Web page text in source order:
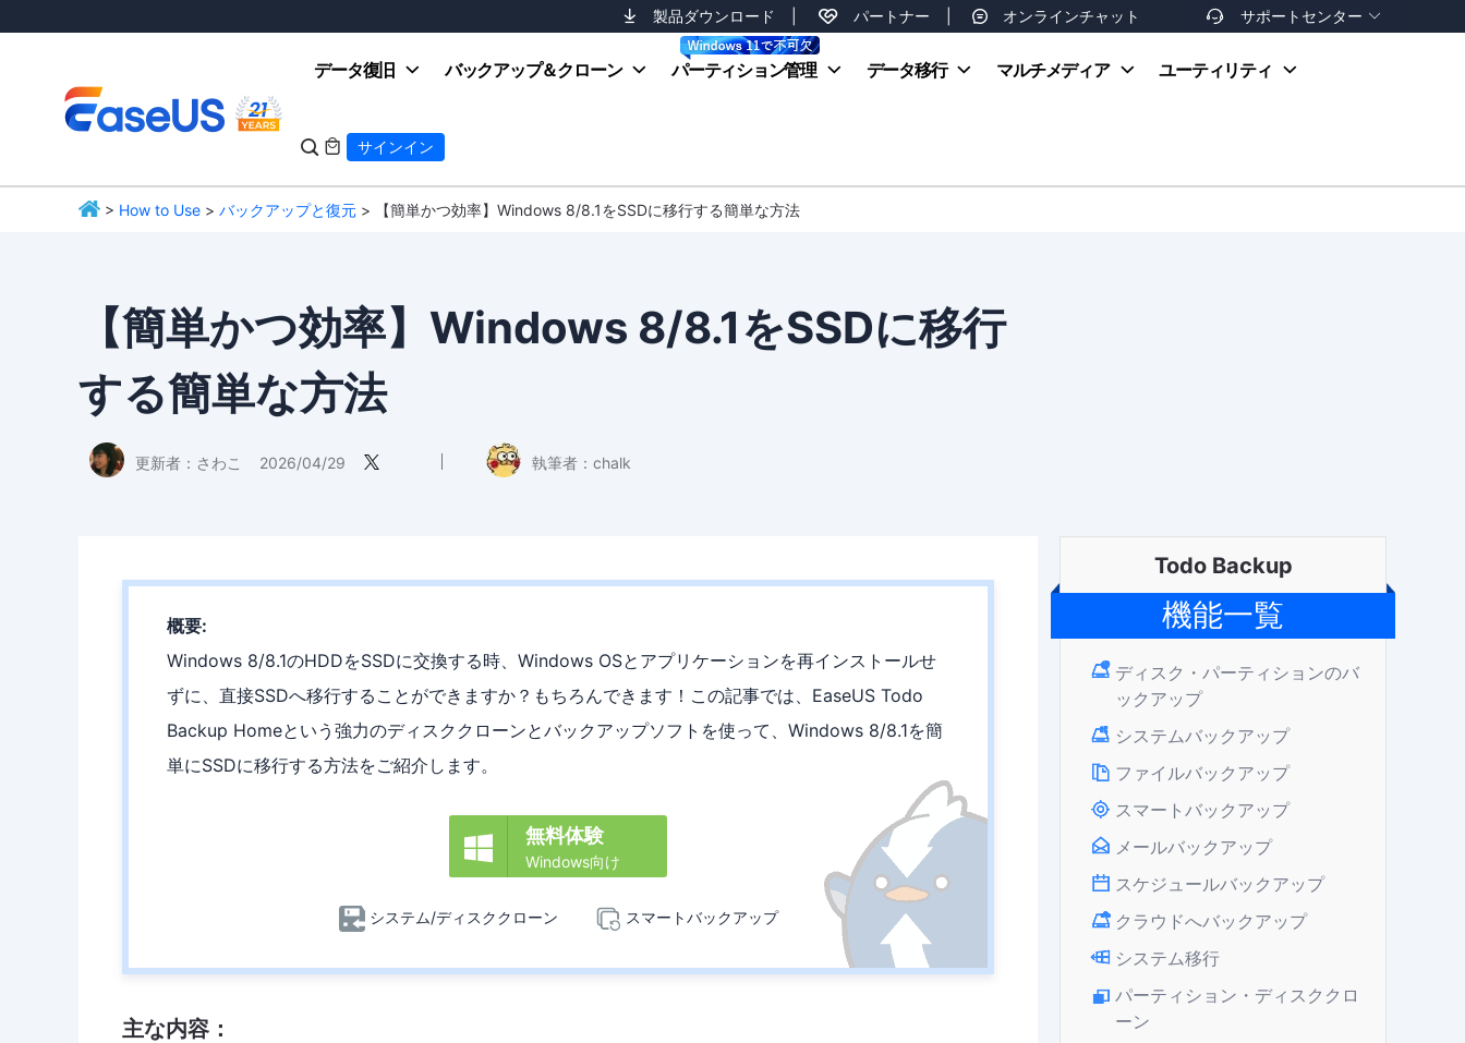
製品ダウンロード パートナー オンラインチャット  サポートセンター 
お支払い方法
データ復旧 バックアップ＆クローン パーティション管理 データ移行 マルチメディア ユーティリティ
  サインイン
> How to Use > バックアップと復元 > 【簡単かつ効率】Windows 8/8.1をSSDに移行する簡単な方法
【簡単かつ効率】Windows 8/8.1をSSDに移行
する簡単な方法
更新者： さわこ 2026/04/29  執筆者： chalk
概要:
Windows 8/8.1のHDDをSSDに交換する時、Windows OSとアプリケーションを再インストールせ
ずに、直接SSDへ移行することができますか？もちろんできます！この記事では、EaseUS Todo
Backup Homeという強力のディスククローンとバックアップソフトを使って、Windows 8/8.1を簡
単にSSDに移行する方法をご紹介します。
 無料体験
Windows向け
システム/ディスククローン スマートバックアップ
主な内容：
Todo Backup
機能一覧
ディスク・パーティションのバ
ックアップ
システムバックアップ
ファイルバックアップ
スマートバックアップ
メールバックアップ
スケジュールバックアップ
クラウドへバックアップ
システム移行
パーティション・ディスククロ
ーン